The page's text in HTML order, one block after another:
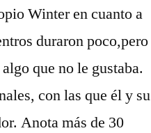
Winter en cuanto a
duraron poco,pero
que no le gustaba.
con las que él y su
Anota más de 30